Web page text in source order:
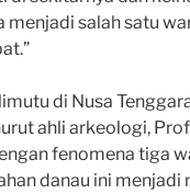
menjadi salah satu
di Nusa
ahli arkeologi,
fenomena tiga
danau ini